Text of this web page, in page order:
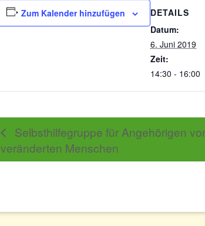
Zum Kalender hinzufügen
DETAILS
Datum:
6. Juni 2019
Zeit:
14:30 - 16:00
Selbsthilfegruppe für Angehörigen
veränderten Menschen